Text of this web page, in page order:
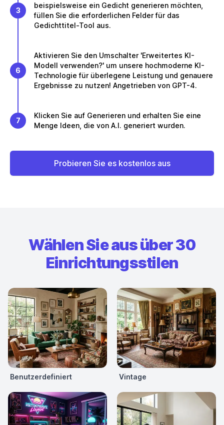
3
beispielsweise ein Gedicht generieren möchten,
füllen Sie die erforderlichen Felder für das
Gedichttitel-Tool aus.
6
Aktivieren Sie den Umschalter 'Erweitertes KI-
Modell verwenden?' um unsere hochmoderne KI-
Technologie für überlegene Leistung und genauere
Ergebnisse zu nutzen! Angetrieben von GPT-4.
7
Klicken Sie auf Generieren und erhalten Sie eine
Menge Ideen, die von A.I. generiert wurden.
Probieren Sie es kostenlos aus
Wählen Sie aus über 30
Einrichtungsstilen
Benutzerdefiniert Vintage